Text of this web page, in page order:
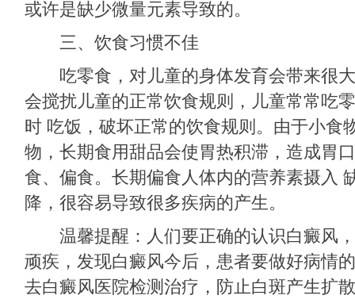
或许是缺少微量元素导致的。
三、饮食习惯不佳
吃零食，对儿童的身体发育会带来很大
会搅扰儿童的正常饮食规则，儿童常常吃
时 吃饭，破坏正常的饮食规则。由于小食
物，长期食用甜品会使胃热积滞，造成胃
食、偏食。长期偏食人体内的营养素摄入
降，很容易导致很多疾病的产生。
温馨提醒：人们要正确的认识白癜风，
顽疾，发现白癜风今后，患者要做好病情
去白癜风医院检测治疗，防止白斑产生扩